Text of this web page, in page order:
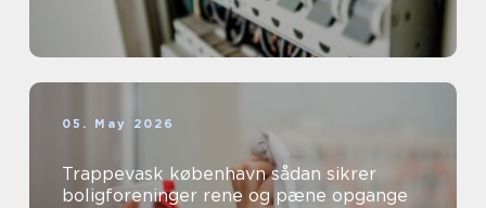
05. May 2026
Trappevask københavn sådan sikrer
boligforeninger rene og pæne opgange